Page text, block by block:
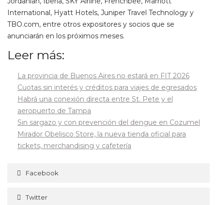
International, Hyatt Hotels, Juniper Travel Technology y
TBO.com, entre otros expositores y socios que se
anunciarán en los próximos meses.
Leer más:
La provincia de Buenos Aires no estará en FIT 2026
Cuotas sin interés y créditos para viajes de egresados
Habrá una conexión directa entre St. Pete y el
aeropuerto de Tampa
Sin sargazo y con prevención del dengue en Cozumel
Mirador Obelisco Store, la nueva tienda oficial para
tickets, merchandising y cafetería
Facebook
Twitter